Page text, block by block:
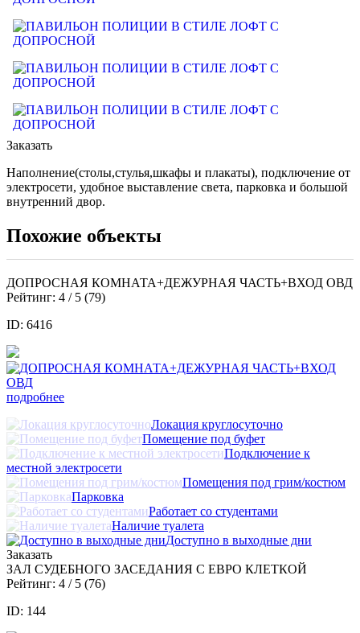
Заказать
Наполнение(столы,стулья,шкафы и плакаты), подключение от
электросети, удобное выставление света, парковка и большой
внутренний двор.
Похожие объекты
ДОПРОСНАЯ КОМНАТА+ДЕЖУРНАЯ ЧАСТЬ+ВХОД ОВД
Рейтинг: 4 / 5 (79)
ID: 6416
подробнее
Локация круглосуточно
Помещение под буфет
Подключение к
местной электросети
Помещения под грим/костюм
Парковка
Работает со студентами
Наличие туалета
Доступно в выходные дни
Заказать
ЗАЛ СУДЕБНОГО ЗАСЕДАНИЯ С ЕВРО КЛЕТКОЙ
Рейтинг: 4 / 5 (76)
ID: 144